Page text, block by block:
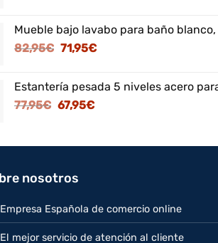
era:
125,95€.
es:
Mueble bajo lavabo para baño
82,95€ El
era:
82,95€.
71,95€El
es:
Estantería pesada 5 niveles acero
77,95€ El
era:
67,95€El
es:
nosotros
Empresa Española de comercio online
El mejor servicio de atención al cliente